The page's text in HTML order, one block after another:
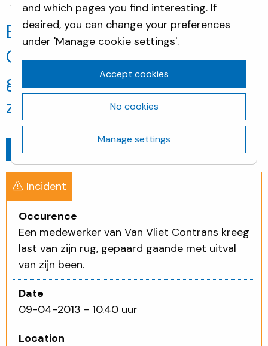
Incidents
Een medewerker van Van Vliet
Contrans kreeg last van zijn rug,
gepaard gaande met uitval van
zijn been.
Incident
Occurence
Een medewerker van Van Vliet Contrans kreeg
last van zijn rug, gepaard gaande met uitval
van zijn been.
Date
09-04-2013 - 10.40 uur
Location
and which pages you find interesting. If
desired, you can change your preferences
under 'Manage cookie settings'.
Accept cookies
No cookies
Manage settings